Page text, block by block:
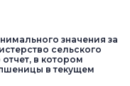
значения за
сельского
в котором
в текущем